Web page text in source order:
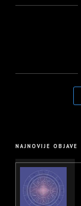
NAJNOVIJE OBJAVE